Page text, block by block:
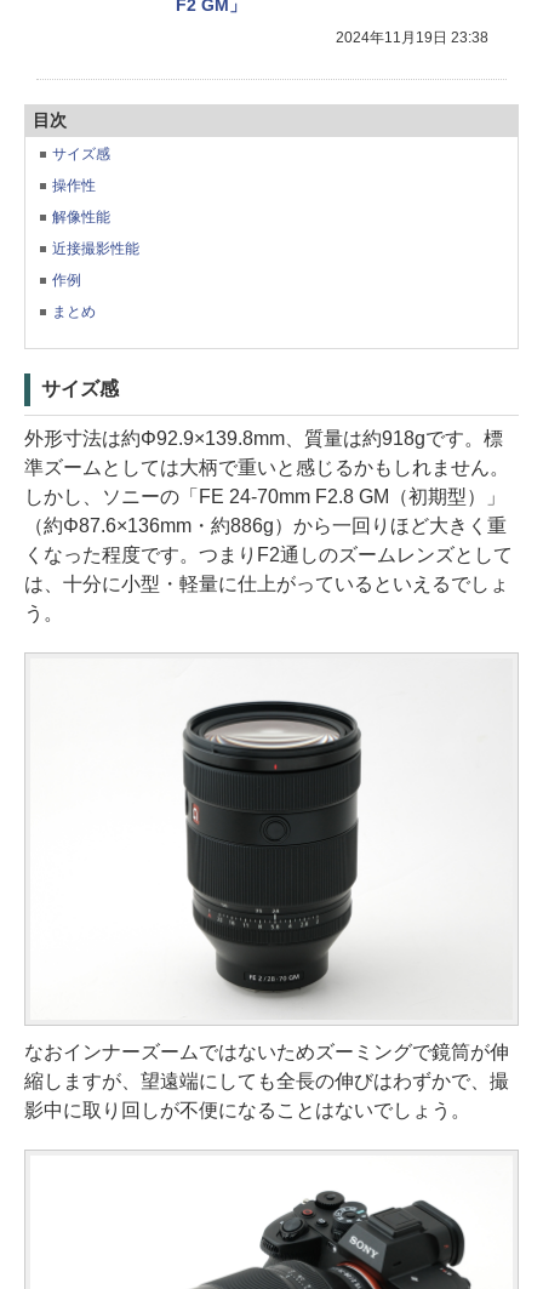
F2 GM」
2024年11月19日 23:38
目次
サイズ感
操作性
解像性能
近接撮影性能
作例
まとめ
サイズ感
外形寸法は約Φ92.9×139.8mm、質量は約918gです。標
準ズームとしては大柄で重いと感じるかもしれません。
しかし、ソニーの「FE 24-70mm F2.8 GM（初期型）」
（約Φ87.6×136mm・約886g）から一回りほど大きく重
くなった程度です。つまりF2通しのズームレンズとして
は、十分に小型・軽量に仕上がっているといえるでしょ
う。
なおインナーズームではないためズーミングで鏡筒が伸
縮しますが、望遠端にしても全長の伸びはわずかで、撮
影中に取り回しが不便になることはないでしょう。